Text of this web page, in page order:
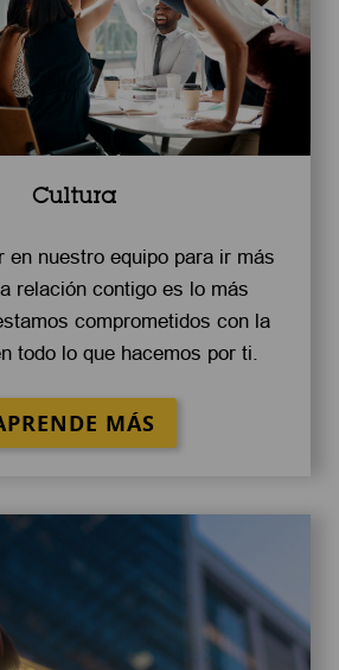
Cultura
en nuestro equipo para ir más
relación contigo es lo más
comprometidos con la
todo lo que hacemos por ti.
MÁS